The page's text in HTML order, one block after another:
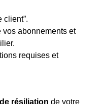
client”.
abonnements et
requises et
résiliation de votre